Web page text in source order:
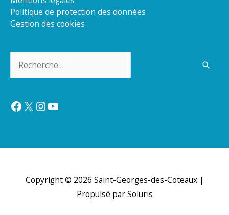
Politique de protection des données
Gestion des cookies
Facebook
X Instagram
YouTube
Copyright © 2026 Saint-Georges-des-Coteaux|
Propulsé par Soluris